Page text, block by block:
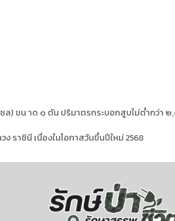
ล) ขน าด ๑ ตัน ปริมาตรกระบอกสูบไม่ต่ำกว่
ราชินี เนื่องในโอกาสวันขึ้นปีใหม่ 2568